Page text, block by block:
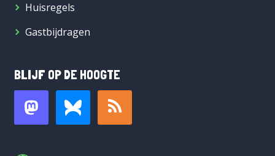
Huisregels
Gastbijdragen
BLIJF OP DE HOOGTE